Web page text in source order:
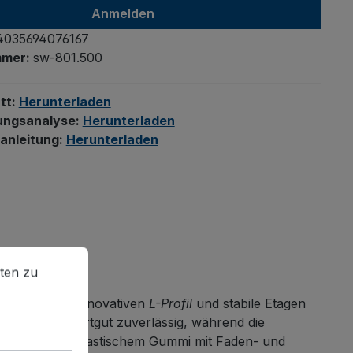
Anmelden
sw-801.500
Herunterladen
Herunterladen
Herunterladen
im innovativen L-Profil und stabile Etagen
Ihr Transportgut zuverlässig, während die
thermoplastischem Gummi mit Faden- und
zu können.
Mehr Informationen ...
zu